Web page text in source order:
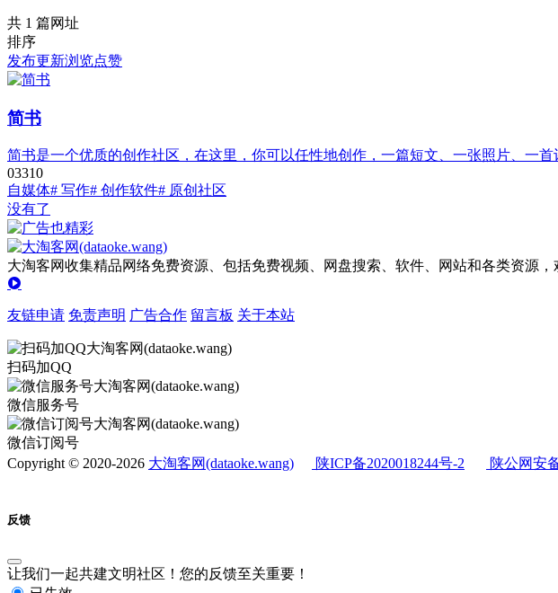
共 1 篇网址
排序
发布更新浏览点赞
简书
简书是一个优质的创作社区，在这里，你可以任性地创作，一篇短文、一张照片、一
03310
自媒体# 写作# 创作软件# 原创社区
没有了
大淘客网收集精品网络免费资源、包括免费视频、网盘搜索、软件、网站和各类资源，
友链申请 免责声明 广告合作 留言板 关于本站
扫码加QQ
微信服务号
微信订阅号
Copyright © 2020-2026 大淘客网(dataoke.wang) 陕ICP备2020018244号-2 陕公网安
反馈
让我们一起共建文明社区！您的反馈至关重要！